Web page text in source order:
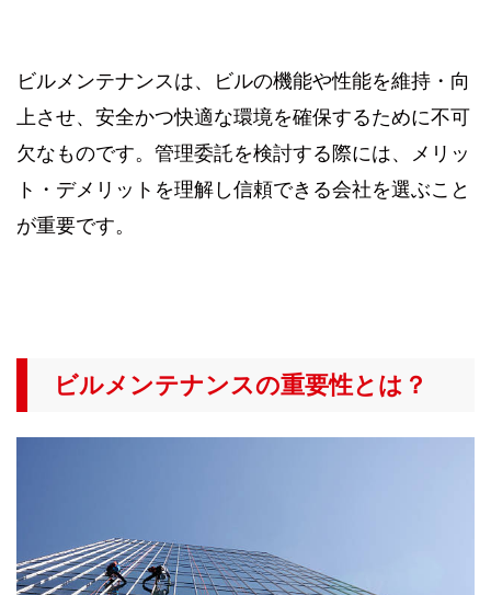
ビルメンテナンスは、ビルの機能や性能を維持・向
上させ、安全かつ快適な環境を確保するために不可
欠なものです。管理委託を検討する際には、メリッ
ト・デメリットを理解し信頼できる会社を選ぶこと
が重要です。
ビルメンテナンスの重要性とは？